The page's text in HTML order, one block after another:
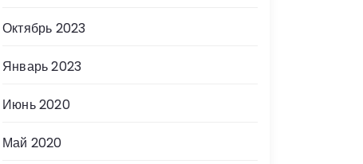
Октябрь 2023
Январь 2023
Июнь 2020
Май 2020